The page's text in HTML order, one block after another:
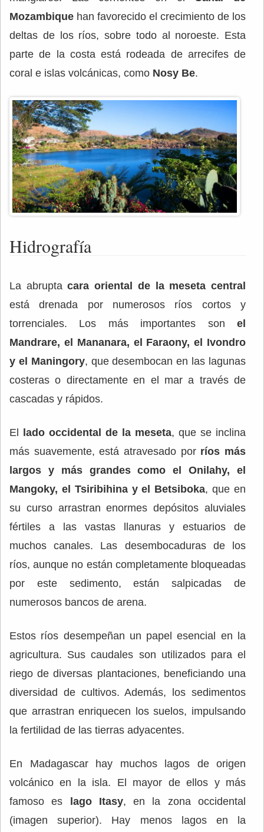
Mozambique han favorecido el crecimiento de los
deltas de los ríos, sobre todo al noroeste. Esta
parte de la costa está rodeada de arrecifes de
coral e islas volcánicas, como Nosy Be.
Hidrografía
La abruptacara oriental de la meseta central
está drenada por numerosos ríos cortos y
torrenciales. Los más importantes son el
Mandrare, el Mananara, el Faraony, el Ivondro
y el Maningory, que desembocan en las lagunas
costeras o directamente en el mar a través de
cascadas y rápidos.
El lado occidental de la meseta, que se inclina
más suavemente, está atravesado por ríos más
largos y más grandes como el Onilahy, el
Mangoky, el Tsiribihina y el Betsiboka, que en
su curso arrastran enormes depósitos aluviales
fértiles a las vastas llanuras y estuarios de
muchos canales. Las desembocaduras de los
ríos, aunque no están completamente bloqueadas
por este sedimento, están salpicadas de
numerosos bancos de arena.
Estos ríos desempeñan un papel esencial en la
agricultura. Sus caudales son utilizados para el
riego de diversas plantaciones, beneficiando una
diversidad de cultivos. Además, los sedimentos
que arrastran enriquecen los suelos, impulsando
la fertilidad de las tierras adyacentes.
En Madagascar hay muchos lagos de origen
volcánico en la isla. El mayor de ellos y más
famoso es
lago Itasy, en la zona occidental
(imagen superior). Hay menos lagos en la